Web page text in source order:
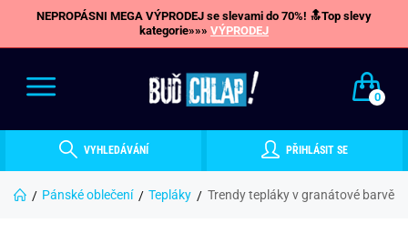
NEPROPÁSNI MEGA VÝPRODEJ se slevami do 70%! 🔝Top slevy
kategorie»»» VÝPRODEJ
0
VYHLEDÁVÁNÍ PŘIHLÁSIT SE
Pánské oblečení Tepláky Trendy tepláky v granátové barvě